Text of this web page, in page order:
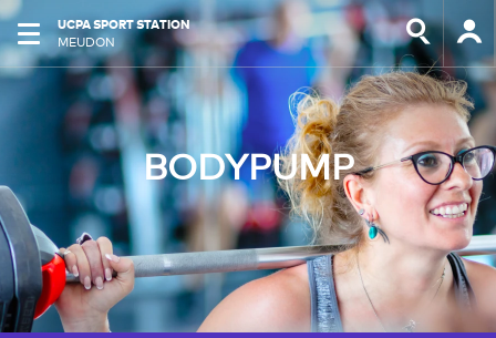
UCPA SPORT STATION
MEUDON
BODYPUMP